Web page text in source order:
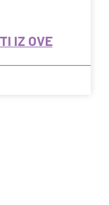
IZ OVE